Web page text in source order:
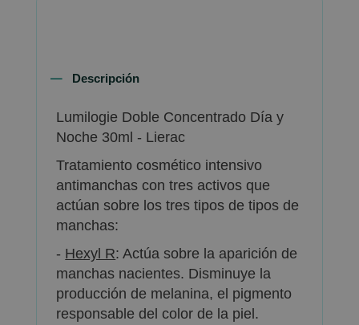
Descripción
Lumilogie Doble Concentrado Día y
Noche 30ml - Lierac
Tratamiento cosmético intensivo
antimanchas con tres activos que
actúan sobre los tres tipos de tipos de
manchas:
- Hexyl R: Actúa sobre la aparición de
manchas nacientes. Disminuye la
producción de melanina, el pigmento
responsable del color de la piel.